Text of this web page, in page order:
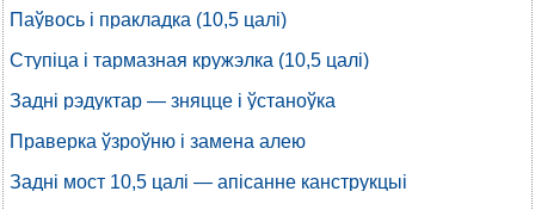
Паўвось і пракладка (10,5 цалі)
Ступіца і тармазная кружэлка (10,5 цалі)
Задні рэдуктар — зняцце і ўстаноўка
Праверка ўзроўню і замена алею
Задні мост 10,5 цалі — апісанне канструкцыі